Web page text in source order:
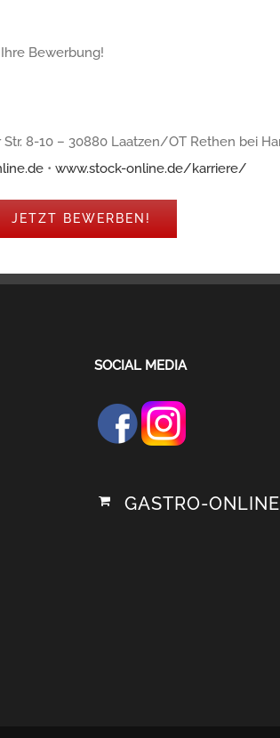
Bewerbung!
8-10 – 30880 Laatzen/OT Rethen bei
• www.stock-online.de/karriere/
JETZT BEWERBEN!
SOCIAL MEDIA
GASTRO-